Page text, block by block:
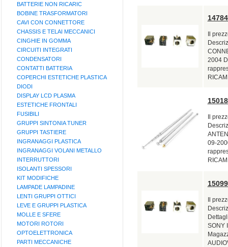
BATTERIE NON RICARIC
BOBINE TRASFORMATORI
CAVI CON CONNETTORE
CHASSIS E TELAI MECCANICI
CINGHIE IN GOMMA
CIRCUITI INTEGRATI
CONDENSATORI
CONTATTI BATTERIA
COPERCHI ESTETICHE PLASTICA
DIODI
DISPLAY LCD PLASMA
ESTETICHE FRONTALI
FUSIBILI
GRUPPI SINTONIA TUNER
GRUPPI TASTIERE
INGRANAGGI PLASTICA
INGRANAGGI VOLANI METALLO
INTERRUTTORI
ISOLANTI SPESSORI
KIT MODIFICHE
LAMPADE LAMPADINE
LENTI GRUPPI OTTICI
LEVE E GRUPPI PLASTICA
MOLLE E SFERE
MOTORI ROTORI
OPTOELETTRONICA
PARTI MECCANICHE
Il
2004
Il
09-
Il
SONY